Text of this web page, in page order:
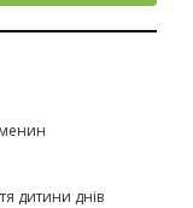
дитини днів